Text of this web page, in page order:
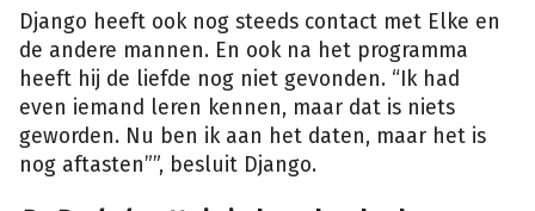
Django heeft ook nog steeds contact met Elke en
de andere mannen. En ook na het programma
heeft hij de liefde nog niet gevonden. “Ik had
even iemand leren kennen, maar dat is niets
geworden. Nu ben ik aan het daten, maar het is
nog aftasten””, besluit Django.